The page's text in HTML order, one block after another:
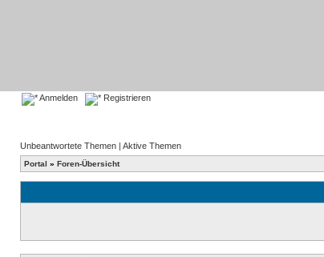
Anmelden Registrieren
Unbeantwortete Themen | Aktive Themen
Portal » Foren-Übersicht